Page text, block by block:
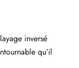
inversé
qu’il